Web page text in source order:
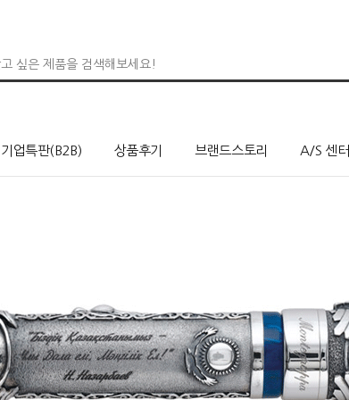
기업특판(B2B) 상품후기 브랜드스토리 A/S 센터